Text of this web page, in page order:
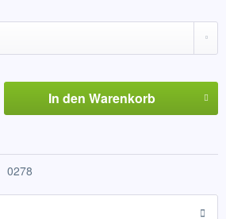
In den Warenkorb
0278